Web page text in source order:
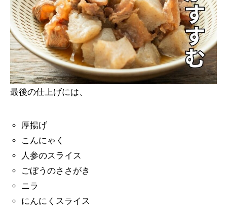
最後の仕上げには、
厚揚げ
こんにゃく
人参のスライス
ごぼうのささがき
ニラ
にんにくスライス